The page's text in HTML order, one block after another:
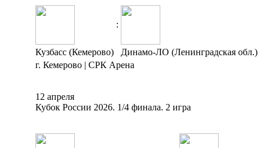
:
Кузбасс (Кемерово)
Динамо-ЛО (Ленинградская обл.)
г. Кемерово | СРК Арена
12 апреля
Кубок России 2026. 1/4 финала. 2 игра